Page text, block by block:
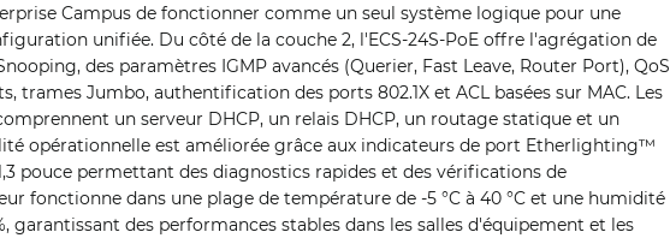
Campus de fonctionner comme un seul système logique pour une
unifiée. Du côté de la couche 2, l'ECS-24S-PoE offre l'agrégation de
des paramètres IGMP avancés (Querier, Fast Leave, Router Port), QoS
trames Jumbo, authentification des ports 802.1X et ACL basées sur MAC. Les
un serveur DHCP, un relais DHCP, un routage statique et un
opérationnelle est améliorée grâce aux indicateurs de port Etherlighting™
pouce permettant des diagnostics rapides et des vérifications de
fonctionne dans une plage de température de -5 °C à 40 °C et une humidité
garantissant des performances stables dans les salles d'équipement et les